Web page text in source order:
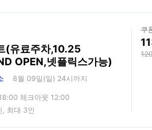
(유료주차,10.25
OPEN,넷플릭스가능)
8월 09일(일) 24시까지
체크아웃 12:00
, 최대 3인
쿠